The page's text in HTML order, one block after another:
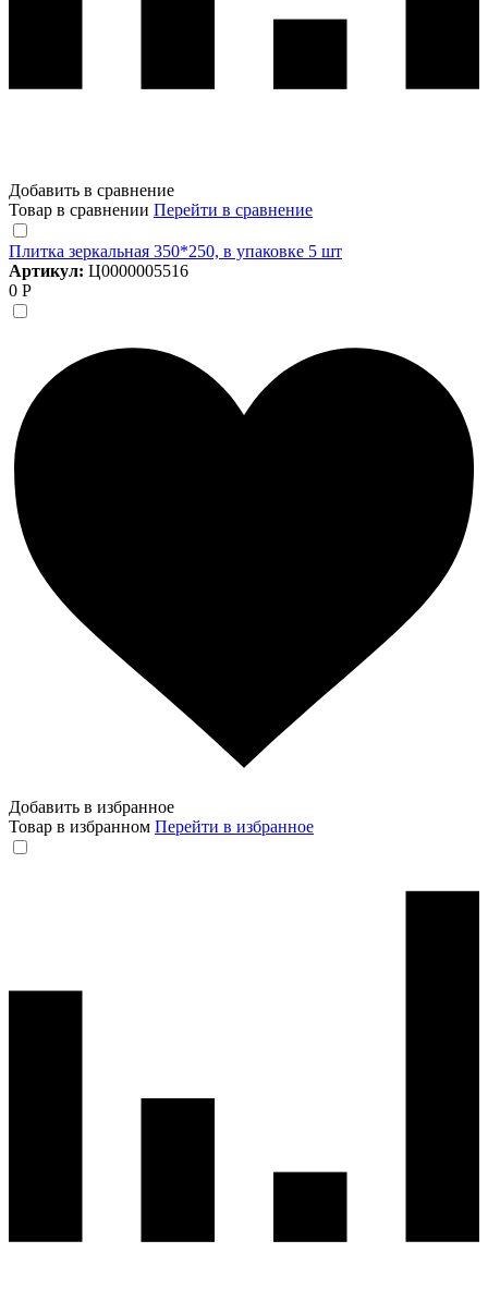
Добавить в сравнение
Товар в сравнении Перейти в сравнение
Плитка зеркальная 350*250, в упаковке 5 шт
Артикул: Ц0000005516
0 Р
Добавить в избранное
Товар в избранном Перейти в избранное